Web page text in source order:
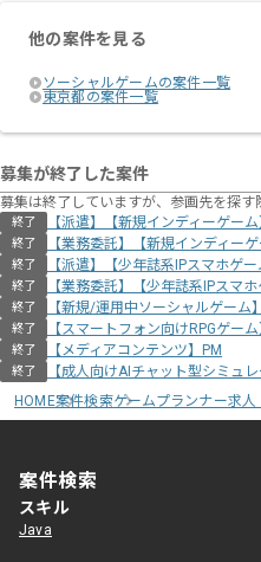
他の案件を見る
ソーシャルゲームの案件一覧
東京都の案件一覧
募集が終了した案件
募集は終了していますが、参画先を探
終了 【派遣】【新規インディーゲー
終了 【業務委託】【新規インディー
終了 【派遣】【少年誌系IPスマホゲ
終了 【業務委託】【少年誌系IPスマ
終了 【新規/運用中ソーシャルゲーム
終了 【スマートフォン向けRPGゲーム
終了 【メディアコンテンツ】PM
終了
【成人向けAIチャット型シミ
HOME案件検索ゲームプランナー求人
案件検索
スキル
Java